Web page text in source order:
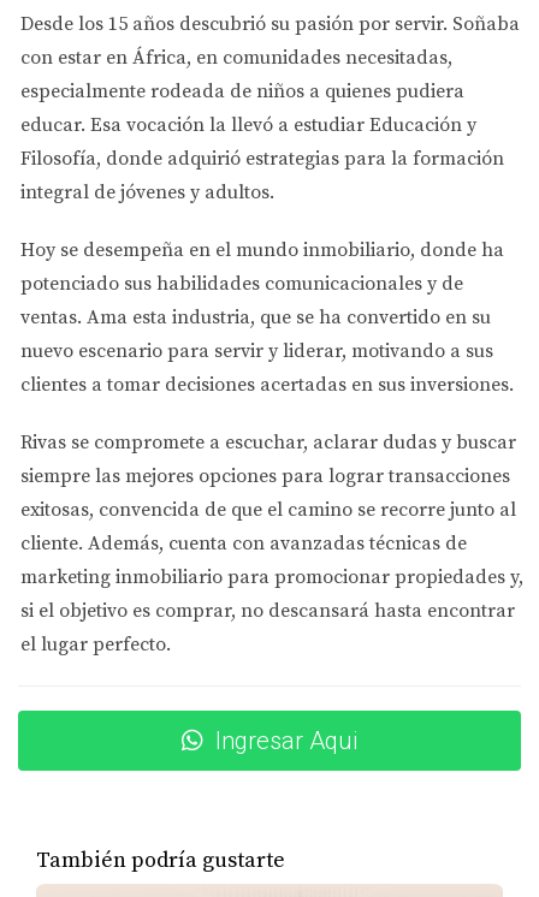
presentación de cualquier espacio. Una buena
iluminación no solo mejora la estética de una habitación,
sino que también puede influir en el estado de ánimo de
quienes la visitan.
Tipos de Iluminación
Iluminación natural:
horas del día.
Iluminación ambiental:Usa lámparas de pie y
apliques para crear un ambiente cálido y acogedor.
Iluminación focal:
Resalta características
específicas como obras de arte o elementos
arquitectónicos con luces dirigidas.
Consejos Prácticos para Mejorar la
Iluminación
“Una habitación bien iluminada puede
cambiar por completo la percepción del
espacio.”
Para mejorar la iluminación en tu hogar, considera las
Cambia las bombillas por opciones LED que
y crear una sensación de amplitud.
Desde los 15 años descubrió su pasión por servir. Soñaba
con estar en África, en comunidades necesitadas,
especialmente rodeada de niños a quienes pudiera
educar. Esa vocación la llevó a estudiar Educación y
Filosofía, donde adquirió estrategias para la formación
integral de jóvenes y adultos.
Hoy se desempeña en el mundo inmobiliario, donde ha
potenciado sus habilidades comunicacionales y de
ventas. Ama esta industria, que se ha convertido en su
nuevo escenario para servir y liderar, motivando a sus
clientes a tomar decisiones acertadas en sus inversiones.
Rivas se compromete a escuchar, aclarar dudas y buscar
siempre las mejores opciones para lograr transacciones
exitosas, convencida de que el camino se recorre junto al
cliente. Además, cuenta con avanzadas técnicas de
marketing inmobiliario para promocionar propiedades y,
si el objetivo es comprar, no descansará hasta encontrar
el lugar perfecto.
Ingresar Aqui
También podría gustarte